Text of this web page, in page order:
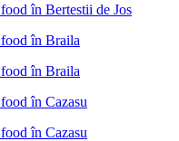
în Bertestii de Jos
în Braila
food în Braila
în Cazasu
în Cazasu